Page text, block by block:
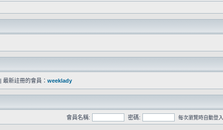
| 最新註冊的會員： weeklady
會員名稱: 密碼: 每次瀏覽時自動登入